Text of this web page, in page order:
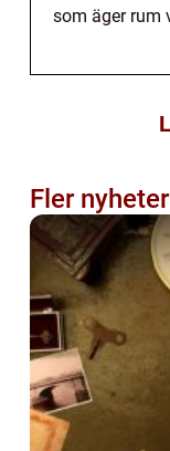
som äger rum
Fler nyheter